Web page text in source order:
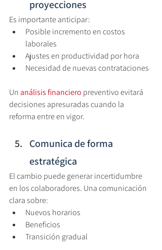
proyecciones
Es importante anticipar:
Posible incremento en costos
laborales
Ajustes en productividad por hora
Necesidad de nuevas contrataciones
Un análisis financiero preventivo evitará
decisiones apresuradas cuando la
reforma entre en vigor.
Comunica de forma
estratégica
El cambio puede generar incertidumbre
en los colaboradores. Una comunicación
clara sobre:
Nuevos horarios
Beneficios
Transición gradual